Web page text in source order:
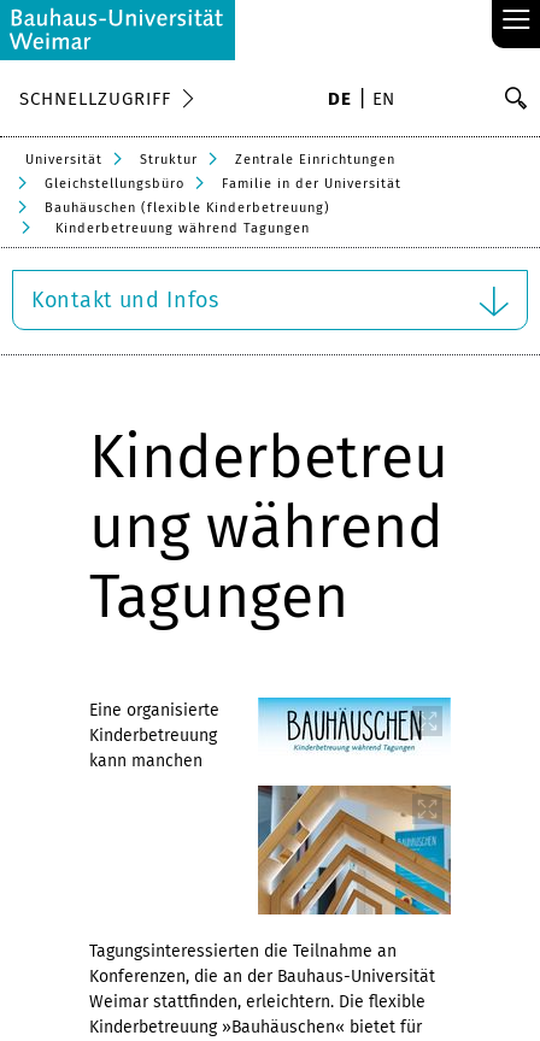
≡
SCHNELLZUGRIFF DE EN
Universität Struktur
Zentrale Einrichtungen
Gleichstellungsbüro
Familie in der Universität
Bauhäuschen (flexible Kinderbetreuung)
Kinderbetreuung während Tagungen
Kontakt und Infos
Kinderbetreu
ung während
Tagungen
Eine organisierte
Kinderbetreuung
kann manchen
Tagungsinteressierten die Teilnahme an
Konferenzen, die an der Bauhaus-Universität
Weimar stattfinden, erleichtern. Die flexible
Kinderbetreuung »Bauhäuschen« bietet für